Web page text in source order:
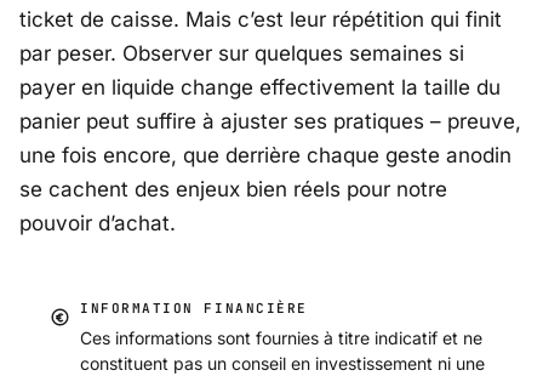
ticket de caisse. Mais c’est leur répétition qui finit
par peser. Observer sur quelques semaines si
payer en liquide change effectivement la taille du
panier peut suffire à ajuster ses pratiques – preuve,
une fois encore, que derrière chaque geste anodin
se cachent des enjeux bien réels pour notre
pouvoir d’achat.
INFORMATION FINANCIÈRE
Ces informations sont fournies à titre indicatif et ne
constituent pas un conseil en investissement ni une